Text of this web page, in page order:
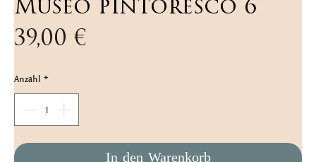
Museo pintoresco 6
39,00 €
Anzahl *